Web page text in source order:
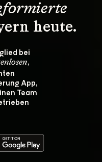
heute.
bei
,
App,
Team